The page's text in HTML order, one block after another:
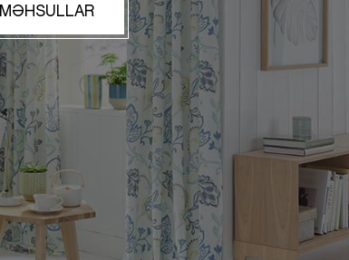
MƏHSULLAR